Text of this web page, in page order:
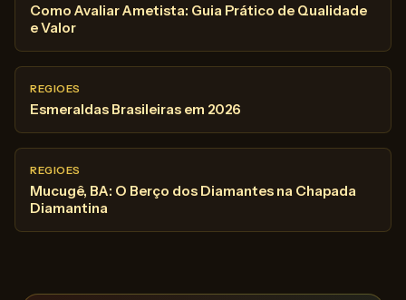
Como Avaliar Ametista: Guia Prático de Qualidade
e Valor
REGIOES
Esmeraldas Brasileiras em 2026
REGIOES
Mucugê, BA: O Berço dos Diamantes na Chapada
Diamantina